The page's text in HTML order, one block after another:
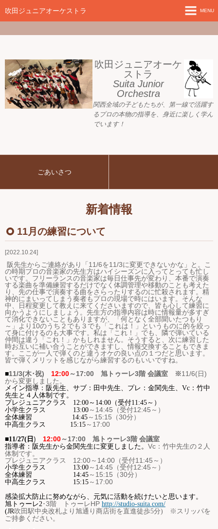
verification=nW1XDOjsXUeBk5Tr0WL2kTnlmTP78udH3yRHAbTSBv8
吹田ジュニアオーケストラ
吹田ジュニアオーケ
ストラ
Suita Junior
Orchestra
関西全域の子どもたちが、
第一線で活躍す
るプロの本物の指導を、身近に楽しく学ん
でいます！
MENU
ホーム
新着情報
活動目標
指導者ご紹介
プレジュニア クラス
Ｑ＆Ａ
お問い合わせ
ジュニアオケブログ
ごあいさつ
新着情報
2022.10.24
11月の練習について
阪先生からご連絡があり「11/6を11/3に変更できないかな」と。こ
の時期プロの音楽家の先生方はハイシーズンに入ってとっても忙し
いです。フリーランスの音楽家は毎日仕事先が変わり、本番で演奏
する楽曲を準備練習するだけでなく体調管理や移動のことも考えた
り、先の仕事で演奏する曲をさらったりするのに忙殺されます。精
神的にまいってしまう奏者もプロの現場で時にはいます。そんな
中、日程変更して教えに来てくださいますので、皆も心して練習に
向かうようにしましょう。先生方の指導内容は時に情報量が多すぎ
て消化できないこともありますが、「何となく全部聞いたつもり
～」より10のうち２でも３でも「これは！」というものに的を絞っ
て身に付けるのも大事です。私は「これ！」でも、隣で弾いている
仲間は違う「これ！」かもしれません。そうすると、次に練習した
時お互いに補い合うことができますし、情報交換することもできま
す。ここが一人で弾くのと違うオケの良い点の１つだと思います。
皆で弾くメリットを感じながら練習するのもいいですね。
■11/3(木･祝) 12:00～17:00 旭トゥーレ3階 会議室 ※11/6(日)
から変更しました。
メイン指導：阪先生、サブ：田中先生、プレ：金関先生、Vc：竹中
先生と４人体制です。
プレジュニアクラス 12:00～14:00（受付11:45～）
小学生クラス 13:00 ～ 14:45 （受付12:45 ～）
全体練習 14:45 ～ 15:15 （30分）
中高生クラス 15:15 ～ 17:00
■11/27(日 ) 12:00～17:00 旭トゥーレ3階 会議室
指導者：阪先生から金関先生に変更しました。 Vc：竹中先生の２人
体制です。
プレジュニアクラス 12:00～14:00（受付11:45～）
小学生クラス 13:00 ～ 14:45 （受付12:45 ～）
全体練習 14:45 ～ 15:15 （30分）
中高生クラス 15:15 ～ 17:00
感染拡大防止に努めながら、元気に活動を続けたいと思います。
旭トゥーレ2･3階 トゥーレHP http://studio-suita.com/
(JR吹田駅中央改札より旭通り商店街を直進徒歩5分) ※スリッパを
ご持参ください。